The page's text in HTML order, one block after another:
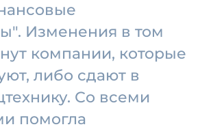
Изменения в том
компании, которые
либо сдают в
Со всеми
помогла